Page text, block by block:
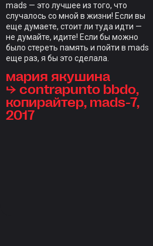
mads — это лучшее из того, что
случалось со мной в жизни! Если вы
еще думаете, стоит ли туда идти —
не думайте, идите! Если бы можно
было стереть память и пойти в mads
еще раз, я бы это сделала.
мария якушина
⮡ contrapunto bbdo,
копирайтер, mads-7,
2017